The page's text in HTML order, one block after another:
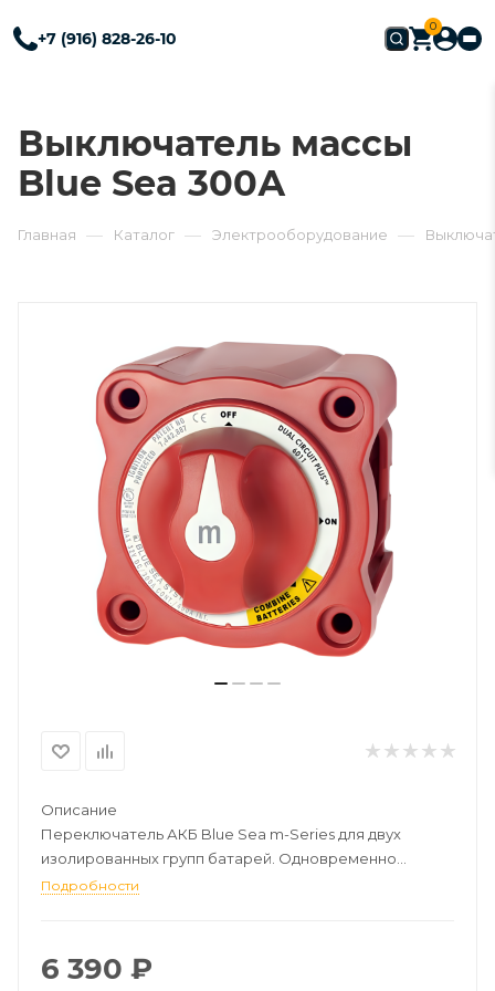
+7 (916) 828-26-10
0
Выключатель массы
Blue Sea 300А
Главная — Каталог — Электрооборудование —
Описание
Переключатель АКБ Blue Sea m-Series для двух
изолированных групп батарей. Одновременно
подключает две группы батарей или объединяют их
аккумуляторной батареи двигателя.
Подробности
6 390 ₽